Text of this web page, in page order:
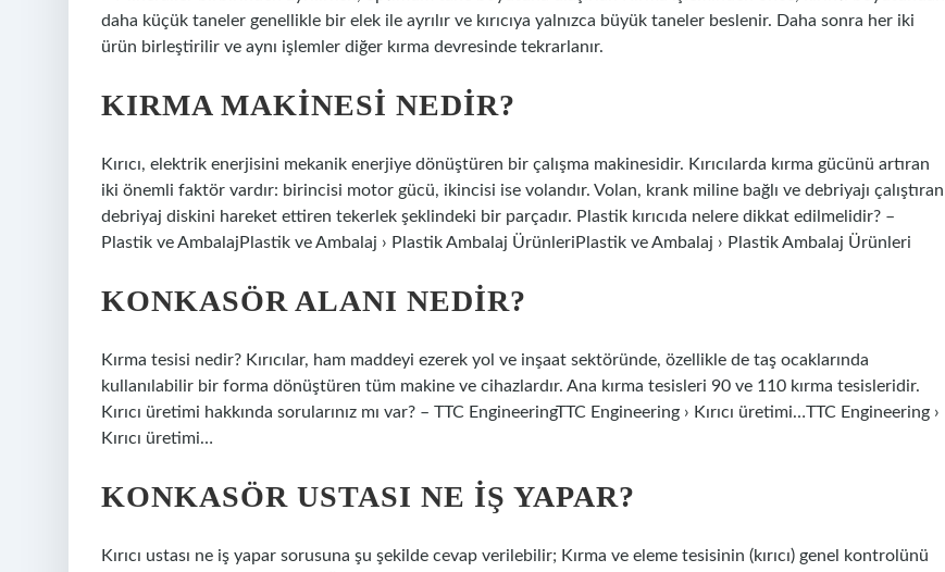
daha küçük taneler genellikle bir elek ile ayrılır ve kırıcıya yalnızca büyük taneler beslenir. Daha sonra her iki
ürün birleştirilir ve aynı işlemler diğer kırma devresinde tekrarlanır.
KIRMA MAKINESI NEDIR?
Kırıcı, elektrik enerjisini mekanik enerjiye dönüştüren bir çalışma makinesidir. Kırıcılarda kırma gücünü artıran
iki önemli faktör vardır: birincisi motor gücü, ikincisi ise volandır. Volan, krank miline bağlı ve debriyajı çalıştıran
debriyaj diskini hareket ettiren tekerlek şeklindeki bir parçadır. Plastik kırıcıda nelere dikkat edilmelidir? –
Plastik ve AmbalajPlastik ve Ambalaj › Plastik Ambalaj ÜrünleriPlastik ve Ambalaj › Plastik Ambalaj Ürünleri
KONKASÖR ALANI NEDIR?
Kırma tesisi nedir? Kırıcılar, ham maddeyi ezerek yol ve inşaat sektöründe, özellikle de taş ocaklarında
kullanılabilir bir forma dönüştüren tüm makine ve cihazlardır. Ana kırma tesisleri 90 ve 110 kırma tesisleridir.
Kırıcı üretimi hakkında sorularınız mı var? – TTC EngineeringTTC Engineering › Kırıcı üretimi…TTC Engineering ›
Kırıcı üretimi…
KONKASÖR USTASI NE IŞ YAPAR?
Kırıcı ustası ne iş yapar sorusuna şu şekilde cevap verilebilir; Kırma ve eleme tesisinin (kırıcı) genel kontrolünü